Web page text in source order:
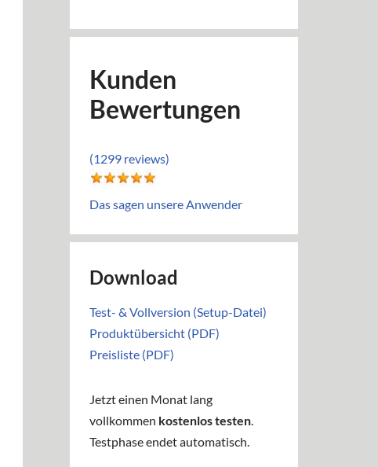
Kunden
Bewertungen
(1299 reviews)
Das sagen unsere Anwender
Download
Test- & Vollversion (Setup-Datei)
Produktübersicht (PDF)
Preisliste (PDF)
Jetzt einen Monat lang
vollkommen kostenlos testen.
Testphase endet automatisch.